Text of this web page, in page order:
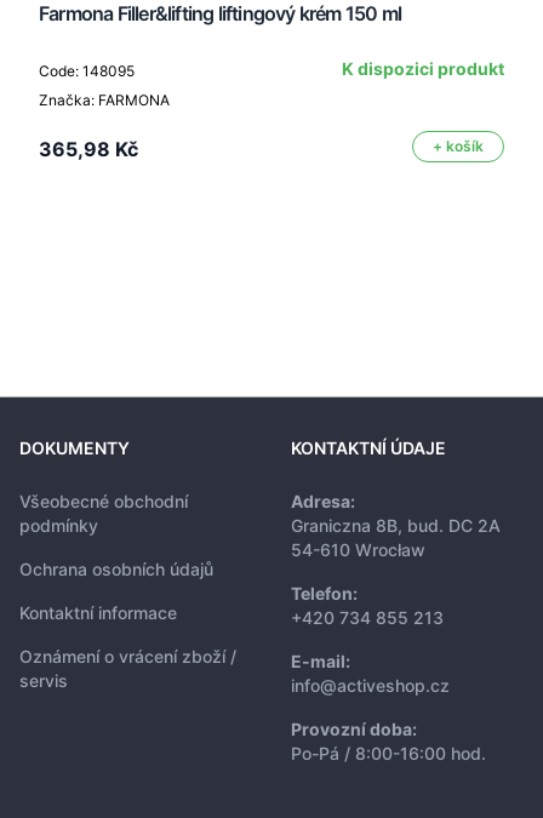
Farmona Filler&lifting liftingový krém 150 ml
Code: 148095
Značka: FARMONA
K dispozici produkt
365,98 Kč + košík
DOKUMENTY
Všeobecné obchodní
podmínky
Ochrana osobních údajů
Kontaktní informace
Oznámení o vrácení zboží /
servis
KONTAKTNÍ ÚDAJE
Adresa:
Graniczna 8B, bud. DC 2A
54-610 Wrocław
Telefon:
+420 734 855 213
E-mail:
info@activeshop.cz
Provozní doba:
Po-Pá / 8:00-16:00 hod.